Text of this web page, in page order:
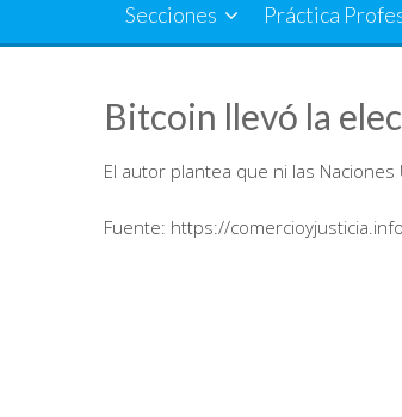
Secciones Práctica
Bitcoin llevó la
El autor plantea que ni las
Fuente: https://